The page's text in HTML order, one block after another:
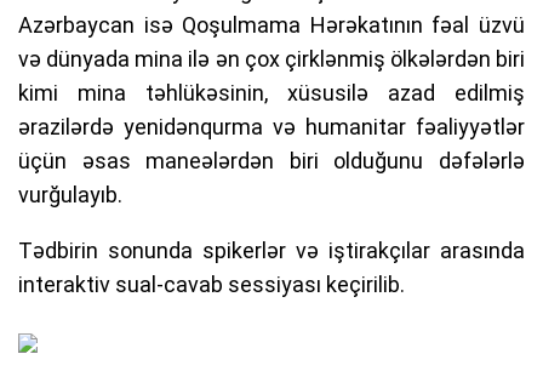
Azərbaycan isə Qoşulmama Hərəkatının fəal üzvü
və dünyada mina ilə ən çox çirklənmiş ölkələrdən biri
kimi mina təhlükəsinin, xüsusilə azad edilmiş
ərazilərdə yenidənqurma və humanitar fəaliyyətlər
üçün əsas maneələrdən biri olduğunu dəfələrlə
vurğulayıb.
Tədbirin sonunda spikerlər və iştirakçılar arasında
interaktiv sual-cavab sessiyası keçirilib.